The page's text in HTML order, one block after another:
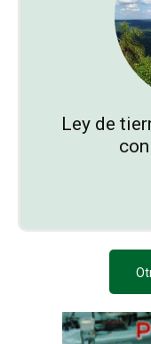
Ley de